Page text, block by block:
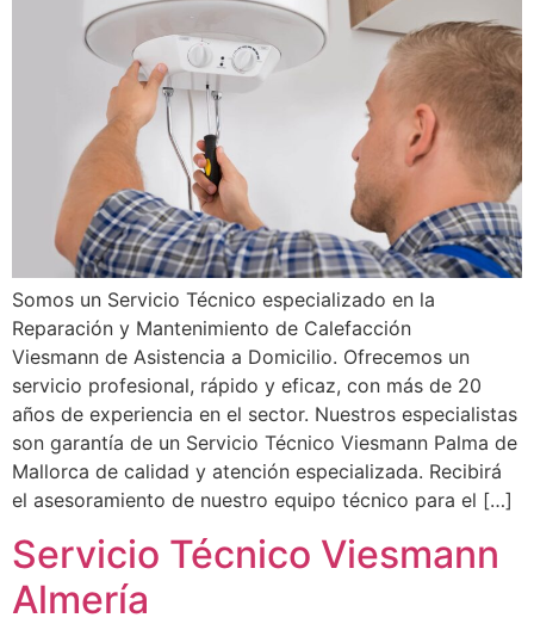
Somos un Servicio Técnico especializado en la
Reparación y Mantenimiento de Calefacción
Viesmann de Asistencia a Domicilio. Ofrecemos un
servicio profesional, rápido y eficaz, con más de 20
años de experiencia en el sector. Nuestros especialistas
son garantía de un Servicio Técnico Viesmann Palma de
Mallorca de calidad y atención especializada. Recibirá
el asesoramiento de nuestro equipo técnico para el […]
Servicio Técnico Viesmann
Almería